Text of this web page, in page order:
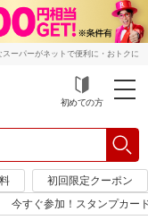
スーパーがネットで便利に・おトクに
初めての方
初回限定クーポン
今すぐ参加！スタンプカー